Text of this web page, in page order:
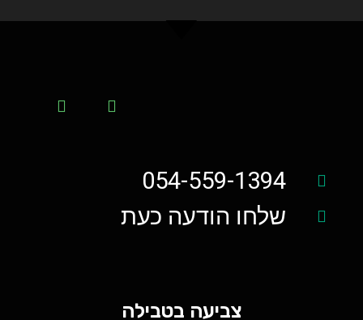
צביעה בטבילה
054-559-1394
שלחו הודעה כעת